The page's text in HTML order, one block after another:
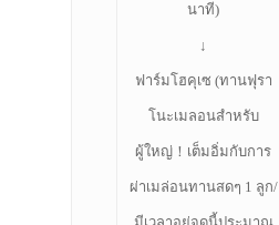
นาที)
↓
ฟาร์มโฮคุเซ (ทานฟุรา
โนะเมลอนสำหรับ
ผู้ใหญ่！เต็มอิ่มกับการ
ผ่าเมล่อนทานสดๆ 1 ลูก/